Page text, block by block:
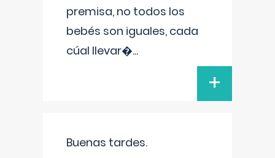
premisa, no todos los
bebés son iguales, cada
cúal llevar�...
+
Buenas tardes.